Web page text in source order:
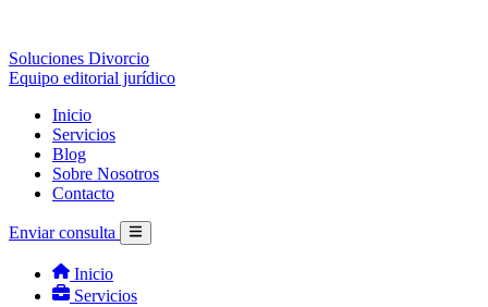
Soluciones Divorcio
Equipo editorial jurídico
Inicio
Servicios
Blog
Sobre Nosotros
Contacto
Enviar consulta
Inicio
Servicios